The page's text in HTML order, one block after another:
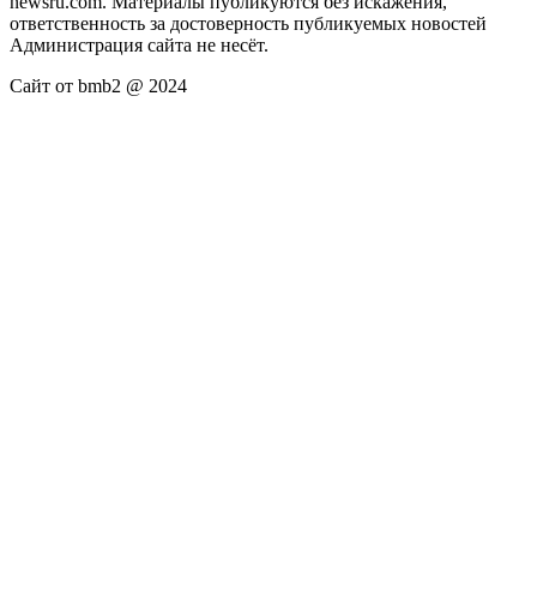
ответственность за достоверность публикуемых новостей
Администрация сайта не несёт.
Сайт от bmb2 @ 2024